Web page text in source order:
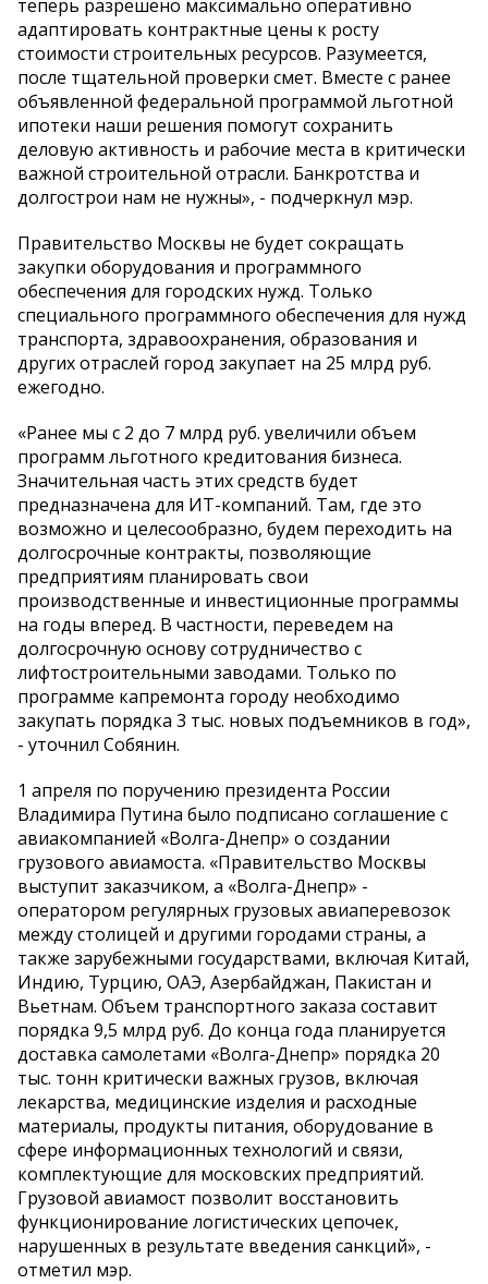
теперь разрешено максимально оперативно
адаптировать контрактные цены к росту
стоимости строительных ресурсов. Разумеется,
после тщательной проверки смет. Вместе с ранее
объявленной федеральной программой льготной
ипотеки наши решения помогут сохранить
деловую активность и рабочие места в критически
важной строительной отрасли. Банкротства и
долгострои нам не нужны», - подчеркнул мэр.
Правительство Москвы не будет сокращать
закупки оборудования и программного
обеспечения для городских нужд. Только
специального программного обеспечения для нужд
транспорта, здравоохранения, образования и
других отраслей город закупает на 25 млрд руб.
ежегодно.
«Ранее мы с 2 до 7 млрд руб. увеличили объем
программ льготного кредитования бизнеса.
Значительная часть этих средств будет
предназначена для ИТ-компаний. Там, где это
возможно и целесообразно, будем переходить на
долгосрочные контракты, позволяющие
предприятиям планировать свои
производственные и инвестиционные программы
на годы вперед. В частности, переведем на
долгосрочную основу сотрудничество с
лифтостроительными заводами. Только по
программе капремонта городу необходимо
закупать порядка 3 тыс. новых подъемников в год»,
- уточнил Собянин.
1 апреля по поручению президента России
Владимира Путина было подписано соглашение с
авиакомпанией «Волга-Днепр» о создании
грузового авиамоста. «Правительство Москвы
выступит заказчиком, а «Волга-Днепр» -
оператором регулярных грузовых авиаперевозок
между столицей и другими городами страны, а
также зарубежными государствами, включая Китай,
Индию, Турцию, ОАЭ, Азербайджан, Пакистан и
Вьетнам. Объем транспортного заказа составит
порядка 9,5 млрд руб. До конца года планируется
доставка самолетами «Волга-Днепр» порядка 20
тыс. тонн критически важных грузов, включая
лекарства, медицинские изделия и расходные
материалы, продукты питания, оборудование в
сфере информационных технологий и связи,
комплектующие для московских предприятий.
Грузовой авиамост позволит восстановить
функционирование логистических цепочек,
нарушенных в результате введения санкций», -
отметил мэр.